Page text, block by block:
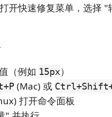
开快速修复菜单，选择 "
（例如 15px）
(Mac) 或
打开命令面板